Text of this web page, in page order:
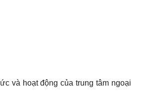
và hoạt động của trung tâm ngoại